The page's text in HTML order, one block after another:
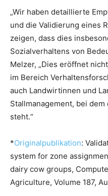
„Wir haben detaillierte
und die Validierung eines
zeigen, dass dies
Sozialverhaltens von
Melzer, „Dies eröffnet
im Bereich
auch Landwirtinnen und
Stallmanagement, bei
steht.“
*Originalpublikation:
system for zone
dairy cow groups,
Agriculture, Volume 187,